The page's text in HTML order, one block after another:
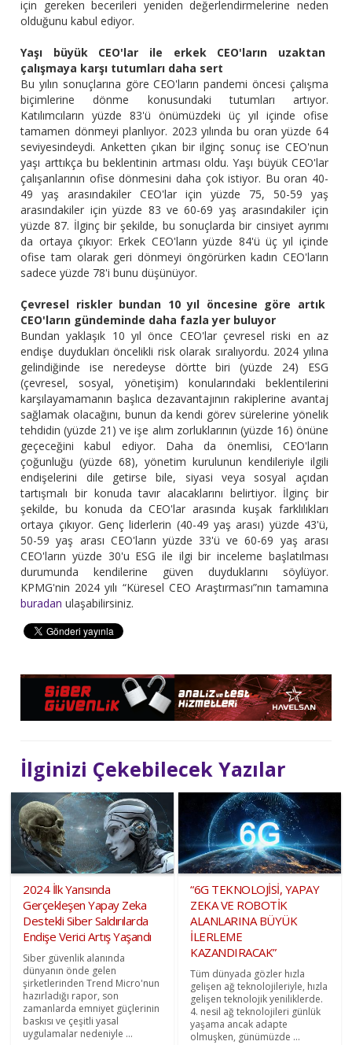
için gereken becerileri yeniden değerlendirmelerine neden
olduğunu kabul ediyor.
Yaşı büyük CEO'lar ile erkek CEO'ların uzaktan
çalışmaya karşı tutumları daha sert
Bu yılın sonuçlarına göre CEO'ların pandemi öncesi çalışma
biçimlerine dönme konusundaki tutumları artıyor.
Katılımcıların yüzde 83'ü önümüzdeki üç yıl içinde ofise
tamamen dönmeyi planlıyor. 2023 yılında bu oran yüzde 64
seviyesindeydi. Anketten çıkan bir ilginç sonuç ise CEO'nun
yaşı arttıkça bu beklentinin artması oldu. Yaşı büyük CEO'lar
çalışanlarının ofise dönmesini daha çok istiyor. Bu oran 40-
49 yaş arasındakiler CEO'lar için yüzde 75, 50-59 yaş
arasındakiler için yüzde 83 ve 60-69 yaş arasındakiler için
yüzde 87. İlginç bir şekilde, bu sonuçlarda bir cinsiyet ayrımı
da ortaya çıkıyor: Erkek CEO'ların yüzde 84'ü üç yıl içinde
ofise tam olarak geri dönmeyi öngörürken kadın CEO'ların
sadece yüzde 78'i bunu düşünüyor.
Çevresel riskler bundan 10 yıl öncesine göre artık
CEO'ların gündeminde daha fazla yer buluyor
Bundan yaklaşık 10 yıl önce CEO'lar çevresel riski en az
endişe duydukları öncelikli risk olarak sıralıyordu. 2024 yılına
gelindiğinde ise neredeyse dörtte biri (yüzde 24) ESG
(çevresel, sosyal, yönetişim) konularındaki beklentilerini
karşılayamamanın başlıca dezavantajının rakiplerine avantaj
sağlamak olacağını, bunun da kendi görev sürelerine yönelik
tehdidin (yüzde 21) ve işe alım zorluklarının (yüzde 16) önüne
geçeceğini kabul ediyor. Daha da önemlisi, CEO'ların
çoğunluğu (yüzde 68), yönetim kurulunun kendileriyle ilgili
endişelerini dile getirse bile, siyasi veya sosyal açıdan
tartışmalı bir konuda tavır alacaklarını belirtiyor. İlginç bir
şekilde, bu konuda da CEO'lar arasında kuşak farklılıkları
ortaya çıkıyor. Genç liderlerin (40-49 yaş arası) yüzde 43'ü,
50-59 yaş arası CEO'ların yüzde 33'ü ve 60-69 yaş arası
CEO'ların yüzde 30'u ESG ile ilgi bir inceleme başlatılması
durumunda kendilerine güven duyduklarını söylüyor.
KPMG'nin 2024 yılı “Küresel CEO Araştırması”nın tamamına
buradan ulaşabilirsiniz.
İlginizi Çekebilecek Yazılar
2024 İlk Yarısında
Gerçekleşen Yapay Zeka
Destekli Siber Saldırılarda
Endişe Verici Artış Yaşandı
Siber güvenlik alanında
dünyanın önde gelen
şirketlerinden Trend Micro'nun
hazırladığı rapor, son
zamanlarda emniyet güçlerinin
baskısı ve çeşitli yasal
uygulamalar nedeniyle ...
“6G TEKNOLOJİSİ, YAPAY
ZEKA VE ROBOTİK
ALANLARINA BÜYÜK
İLERLEME
KAZANDIRACAK”
Tüm dünyada gözler hızla
gelişen ağ teknolojileriyle, hızla
gelişen teknolojik yeniliklerde.
4. nesil ağ teknolojileri günlük
yaşama ancak adapte
olmuşken, günümüzde ...